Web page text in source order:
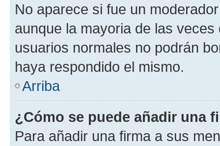
No aparece si fue un
aunque la mayoria de las
usuarios normales no podrán
haya respondido el mismo.
Arriba
¿Cómo se puede añadir una
Para añadir una firma a sus